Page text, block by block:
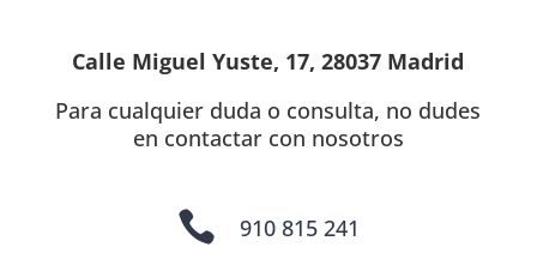
Calle Miguel Yuste, 17, 28037 Madrid
Para cualquier duda o consulta, no dudes
en contactar con nosotros
 910 815 241